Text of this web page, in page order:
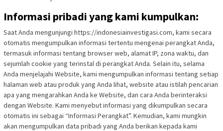
Informasi pribadi yang kami kumpulkan:
Saat Anda mengunjungi https://indonesiainvestigasi.com, kami secara
otomatis mengumpulkan informasi tertentu mengenai perangkat Anda,
termasuk informasi tentang browser web, alamat IP, zona waktu, dan
sejumlah cookie yang terinstal di perangkat Anda. Selain itu, selama
Anda menjelajahi Website, kami mengumpulkan informasi tentang setiap
halaman web atau produk yang Anda lihat, website atau istilah pencarian
apa yang mengarahkan Anda ke Website, dan cara Anda berinteraksi
dengan Website. Kami menyebut informasi yang dikumpulkan secara
otomatis ini sebagai “Informasi Perangkat”. Kemudian, kami mungkin
akan mengumpulkan data pribadi yang Anda berikan kepada kami